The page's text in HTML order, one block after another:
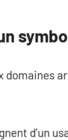
un
d’un